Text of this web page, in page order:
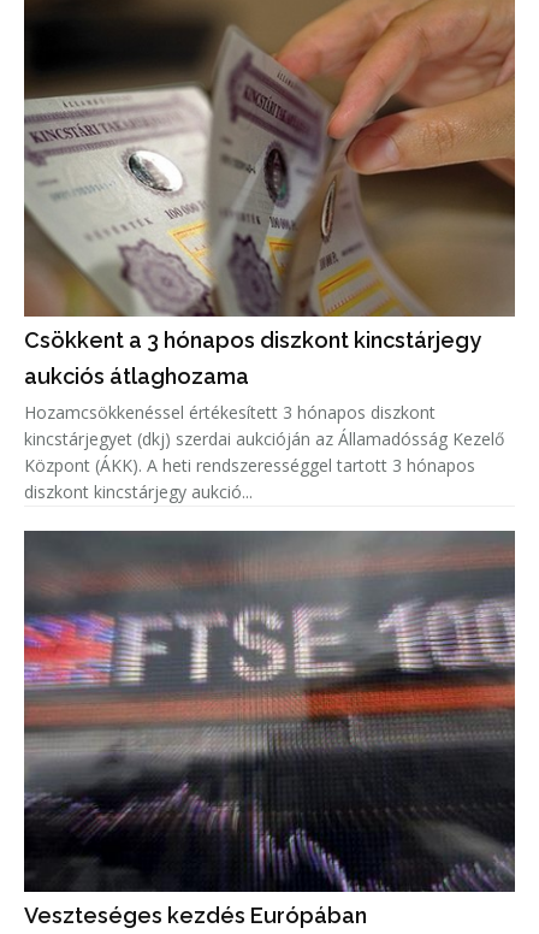
Csökkent a 3 hónapos diszkont kincstárjegy
aukciós átlaghozama
Hozamcsökkenéssel értékesített 3 hónapos diszkont
kincstárjegyet (dkj) szerdai aukcióján az Államadósság Kezelő
Központ (ÁKK). A heti rendszerességgel tartott 3 hónapos
diszkont kincstárjegy aukció...
Veszteséges kezdés Európában